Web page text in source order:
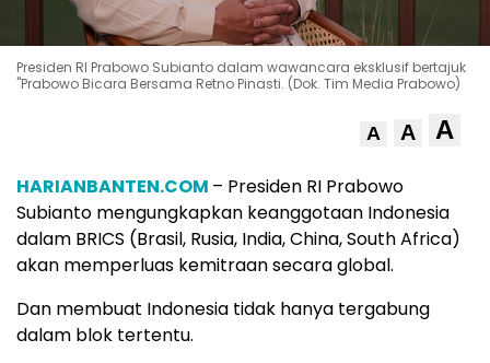
Presiden RI Prabowo Subianto dalam wawancara eksklusif bertajuk
"Prabowo Bicara Bersama Retno Pinasti. (Dok. Tim Media Prabowo)
A A A
HARIANBANTEN.COM – Presiden RI Prabowo
Subianto mengungkapkan keanggotaan Indonesia
dalam BRICS (Brasil, Rusia, India, China, South Africa)
akan memperluas kemitraan secara global.
Dan membuat Indonesia tidak hanya tergabung
dalam blok tertentu.